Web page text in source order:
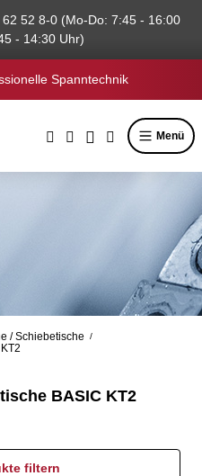
52 8-0 (Mo-Do: 7:45 - 16:00
- 14:30 Uhr)
Spanntechnik
Menü
/ Schiebetische /
BASIC KT2
filtern